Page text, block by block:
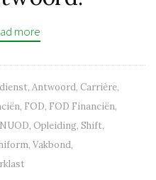
more
, Antwoord, Carrière,
, FOD, FOD Financiën,
NUOD, Opleiding, Shift,
, Vakbond,